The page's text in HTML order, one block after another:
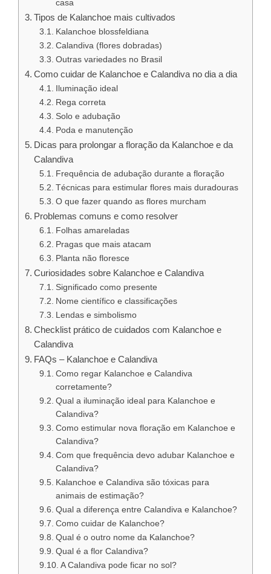
casa
Tipos de Kalanchoe mais cultivados
Kalanchoe blossfeldiana
Calandiva (flores dobradas)
Outras variedades no Brasil
Como cuidar de Kalanchoe e Calandiva no dia a dia
Iluminação ideal
Rega correta
Solo e adubação
Poda e manutenção
Dicas para prolongar a floração da Kalanchoe e da
Calandiva
Frequência de adubação durante a floração
Técnicas para estimular flores mais duradouras
O que fazer quando as flores murcham
Problemas comuns e como resolver
Folhas amareladas
Pragas que mais atacam
Planta não floresce
Curiosidades sobre Kalanchoe e Calandiva
Significado como presente
Nome científico e classificações
Lendas e simbolismo
Checklist prático de cuidados com Kalanchoe e
Calandiva
FAQs – Kalanchoe e Calandiva
Como regar Kalanchoe e Calandiva
corretamente?
Qual a iluminação ideal para Kalanchoe e
Calandiva?
Como estimular nova floração em Kalanchoe e
Calandiva?
Com que frequência devo adubar Kalanchoe e
Calandiva?
Kalanchoe e Calandiva são tóxicas para
animais de estimação?
Qual a diferença entre Calandiva e Kalanchoe?
Como cuidar de Kalanchoe?
Qual é o outro nome da Kalanchoe?
Qual é a flor Calandiva?
A Calandiva pode ficar no sol?